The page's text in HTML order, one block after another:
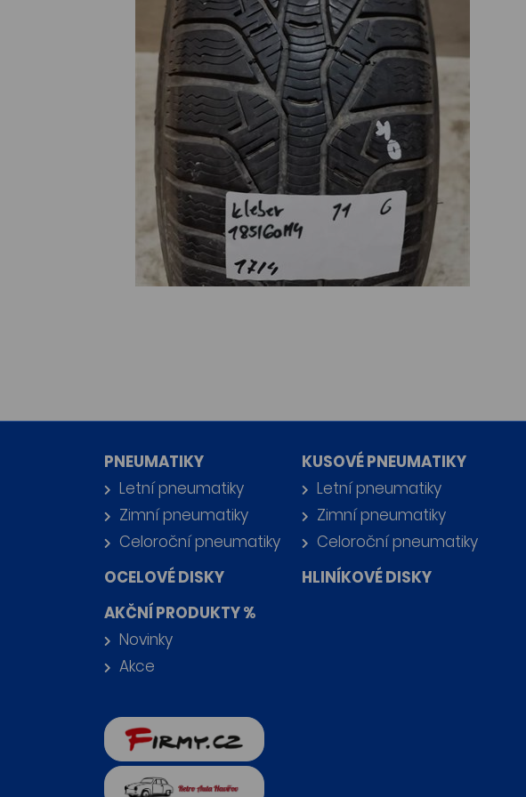
PNEUMATIKY
Letní pneumatiky
Zimní pneumatiky
Celoroční pneumatiky
KUSOVÉ PNEUMATIKY
Letní pneumatiky
Zimní pneumatiky
Celoroční pneumatiky
OCELOVÉ DISKY
HLINÍKOVÉ DISKY
AKČNÍ PRODUKTY %
Novinky
Akce
firmy.cz
Retro auta Havířov